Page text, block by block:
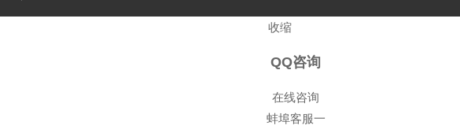
收缩
QQ咨询
在线咨询
蚌埠客服一